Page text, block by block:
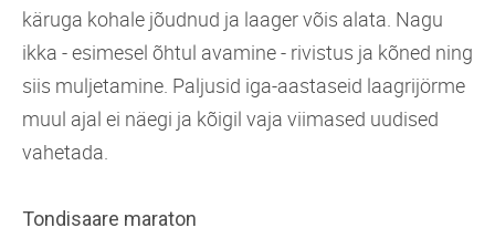
käruga kohale jõudnud ja laager võis alata. Nagu
ikka - esimesel õhtul avamine - rivistus ja kõned ning
siis muljetamine. Paljusid iga-aastaseid laagrijörme
muul ajal ei näegi ja kõigil vaja viimased uudised
vahetada.
Tondisaare maraton